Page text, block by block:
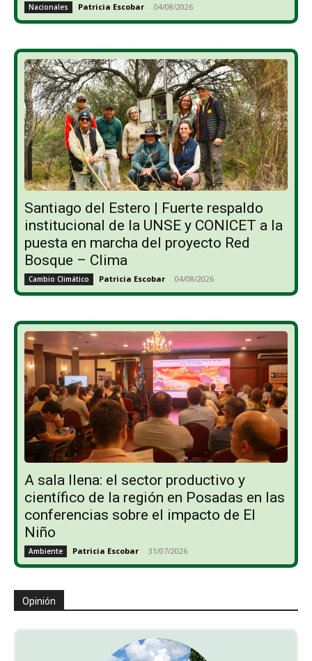
Nacionales Patricia Escobar - 04/08/2026
Santiago del Estero | Fuerte respaldo
institucional de la UNSE y CONICET a la
puesta en marcha del proyecto Red
Bosque – Clima
Cambio Climático Patricia Escobar - 04/08/2026
A sala llena: el sector productivo y
científico de la región en Posadas en las
conferencias sobre el impacto de El
Niño
Ambiente Patricia Escobar - 31/07/2026
Opinión